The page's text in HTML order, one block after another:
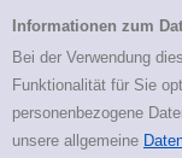
Erweiterte
Informationen zum
Bei der Verwendung
Funktionalität für Sie
personenbezogene
unsere allgemeine